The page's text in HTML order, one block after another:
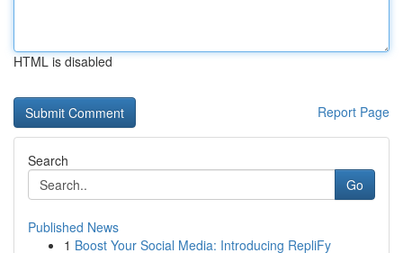
HTML is disabled
Report Page
Search
Go
Published News
1 Boost Your Social Media: Introducing RepliFy